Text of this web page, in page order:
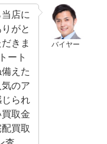
バイヤー
店に
がと
きま
ート
えた
のア
られ
取金
買取